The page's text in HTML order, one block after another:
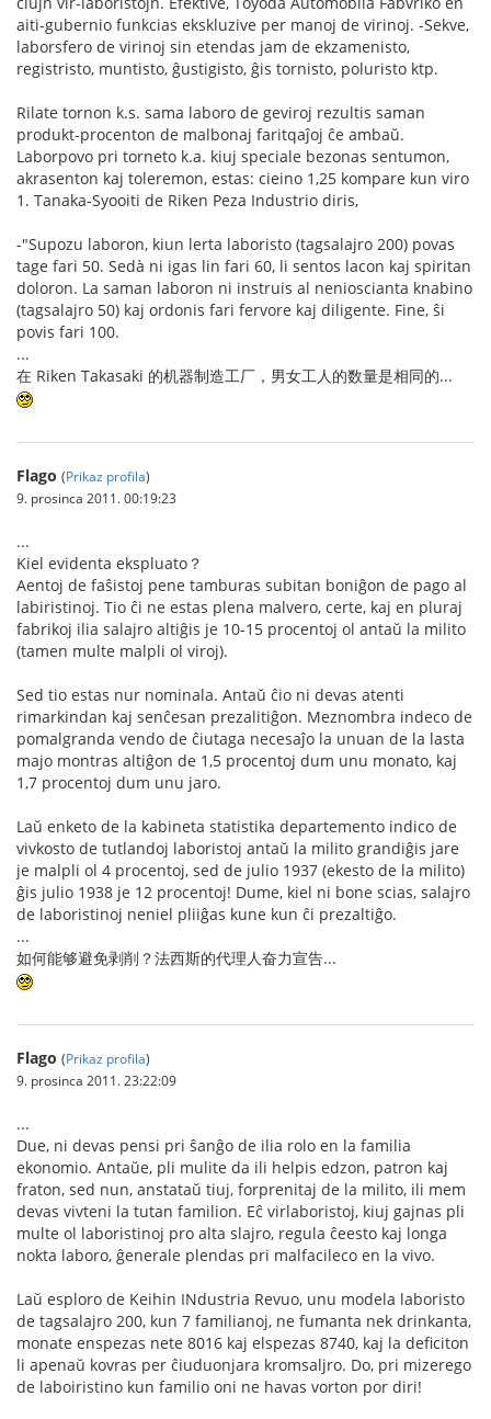
aiti-gubernio funkcias ekskluzive per manoj de virinoj. -Sekve,
laborsfero de virinoj sin etendas jam de ekzamenisto,
registristo, muntisto, ĝustigisto, ĝis tornisto, poluristo ktp.
Rilate tornon k.s. sama laboro de geviroj rezultis saman
produkt-procenton de malbonaj faritqaĵoj ĉe ambaŭ.
Laborpovo pri torneto k.a. kiuj speciale bezonas sentumon,
akrasenton kaj toleremon, estas: cieino 1,25 kompare kun viro
1. Tanaka-Syooiti de Riken Peza Industrio diris,
-"Supozu laboron, kiun lerta laboristo (tagsalajro 200) povas
tage fari 50. Sedà ni igas lin fari 60, li sentos lacon kaj spiritan
doloron. La saman laboron ni instruis al nenioscianta knabino
(tagsalajro 50) kaj ordonis fari fervore kaj diligente. Fine, ŝi
povis fari 100.
...
在 Riken Takasaki 的机器制造工厂，男女工人的数量是相同的...
Flago (Prikaz profila)
9. prosinca 2011. 00:19:23
...
Kiel evidenta ekspluato？
Aentoj de faŝistoj pene tamburas subitan boniĝon de pago al
labiristinoj. Tio ĉi ne estas plena malvero, certe, kaj en pluraj
fabrikoj ilia salajro altiĝis je 10-15 procentoj ol antaŭ la milito
(tamen multe malpli ol viroj).
Sed tio estas nur nominala. Antaŭ ĉio ni devas atenti
rimarkindan kaj senĉesan prezalitiĝon. Meznombra indeco de
pomalgranda vendo de ĉiutaga necesaĵo la unuan de la lasta
majo montras altiĝon de 1,5 procentoj dum unu monato, kaj
1,7 procentoj dum unu jaro.
Laŭ enketo de la kabineta statistika departemento indico de
vivkosto de tutlandoj laboristoj antaŭ la milito grandiĝis jare
je malpli ol 4 procentoj, sed de julio 1937 (ekesto de la milito)
ĝis julio 1938 je 12 procentoj! Dume, kiel ni bone scias, salajro
de laboristinoj neniel pliiĝas kune kun ĉi prezaltiĝo.
...
如何能够避免剥削？法西斯的代理人奋力宣告...
Flago (Prikaz profila)
9. prosinca 2011. 23:22:09
...
Due, ni devas pensi pri ŝanĝo de ilia rolo en la familia
ekonomio. Antaŭe, pli mulite da ili helpis edzon, patron kaj
fraton, sed nun, anstataŭ tiuj, forprenitaj de la milito, ili mem
devas vivteni la tutan familion. Eĉ virlaboristoj, kiuj gajnas pli
multe ol laboristinoj pro alta slajro, regula ĉeesto kaj longa
nokta laboro, ĝenerale plendas pri malfacileco en la vivo.
Laŭ esploro de Keihin INdustria Revuo, unu modela laboristo
de tagsalajro 200, kun 7 familianoj, ne fumanta nek drinkanta,
monate enspezas nete 8016 kaj elspezas 8740, kaj la deficiton
li apenaŭ kovras per ĉiuduonjara kromsaljro. Do, pri mizerego
de laboiristino kun familio oni ne havas vorton por diri!